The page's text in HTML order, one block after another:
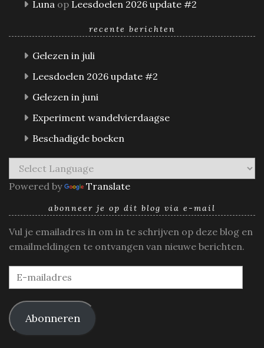
Luna op Leesdoelen 2026 update #2
recente berichten
Gelezen in juli
Leesdoelen 2026 update #2
Gelezen in juni
Experiment wandelvierdaagse
Beschadigde boeken
Powered by Translate
abonneer je op dit blog via e-mail
Vul je emailadres in om in te schrijven op deze blog en
emailmeldingen te ontvangen van nieuwe berichten.
E-
mailadres
Abonneren